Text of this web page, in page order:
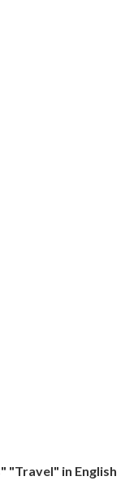
"Travel" in English